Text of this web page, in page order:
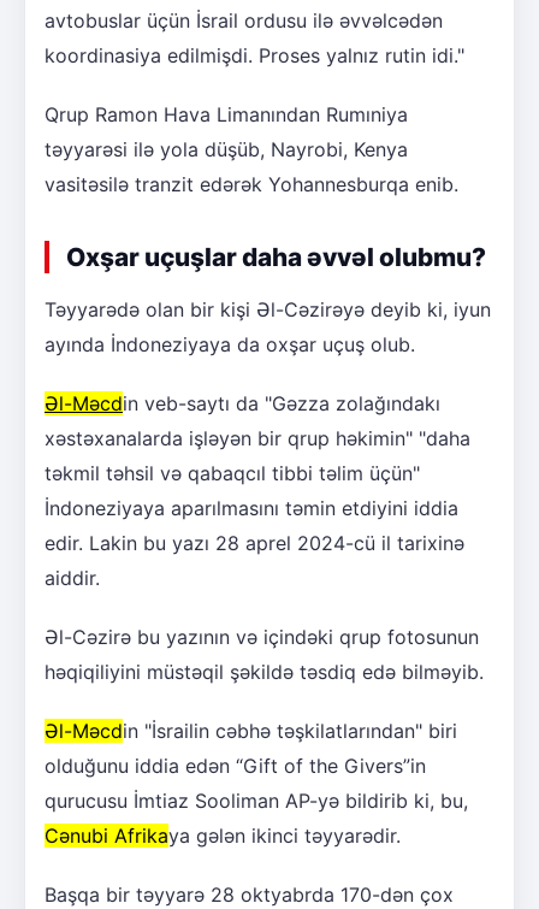
avtobuslar üçün İsrail ordusu ilə əvvəlcədən
koordinasiya edilmişdi. Proses yalnız rutin idi."
Qrup Ramon Hava Limanından Rumıniya
təyyarəsi ilə yola düşüb, Nayrobi, Kenya
vasitəsilə tranzit edərək Yohannesburqa enib.
Oxşar uçuşlar daha əvvəl olubmu?
Təyyarədə olan bir kişi Əl-Cəzirəyə deyib ki, iyun
ayında İndoneziyaya da oxşar uçuş olub.
Əl-Məcdin veb-saytı da "Gəzza zolağındakı
xəstəxanalarda işləyən bir qrup həkimin" "daha
təkmil təhsil və qabaqcıl tibbi təlim üçün"
İndoneziyaya aparılmasını təmin etdiyini iddia
edir. Lakin bu yazı 28 aprel 2024-cü il tarixinə
aiddir.
Əl-Cəzirə bu yazının və içindəki qrup fotosunun
həqiqiliyini müstəqil şəkildə təsdiq edə bilməyib.
Əl-Məcdin "İsrailin cəbhə təşkilatlarından" biri
olduğunu iddia edən “Gift of the Givers”in
qurucusu İmtiaz Sooliman AP-yə bildirib ki, bu,
Cənubi Afrikaya gələn ikinci təyyarədir.
Başqa bir təyyarə 28 oktyabrda 170-dən çox